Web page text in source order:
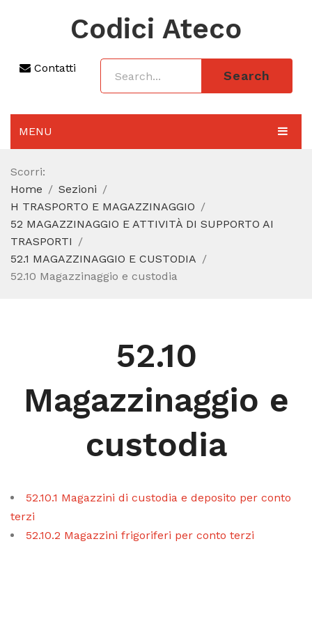
Codici Ateco
Contatti
Search
MENU
AGGIORNAMENTO 2025
SEZIONI
CODICE ATECO A COSA SERVE
REGIME FORFETTARIO
CODICE FISCALE
Scorri:
Home
Sezioni
H TRASPORTO E MAGAZZINAGGIO
52 MAGAZZINAGGIO E ATTIVITÀ DI SUPPORTO AI
TRASPORTI
52.1 MAGAZZINAGGIO E CUSTODIA
52.10 Magazzinaggio e custodia
52.10
Magazzinaggio e
custodia
52.10.1 Magazzini di custodia e deposito per conto
terzi
52.10.2 Magazzini frigoriferi per conto terzi